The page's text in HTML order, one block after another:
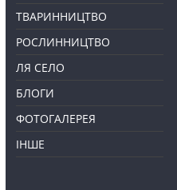
ТВАРИННИЦТВО
РОСЛИННИЦТВО
ЛЯ СЕЛО
БЛОГИ
ФОТОГАЛЕРЕЯ
ІНШЕ